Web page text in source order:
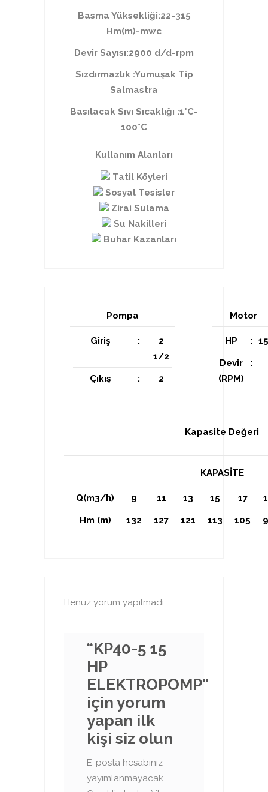
Basma Yüksekliği:22-315
Hm(m)-mwc
Devir Sayısı:2900 d/d-rpm
Sızdırmazlık :Yumuşak Tip
Salmastra
Basılacak Sıvı Sıcaklığı :1°C-
100°C
Kullanım Alanları
Tatil Köyleri
Sosyal Tesisler
Zirai Sulama
Su Nakilleri
Buhar Kazanları
Pompa
Giriş :
2
1/2
Çıkış : 2
Motor
HP : 15
Devir
(RPM)
:
Kapasite Değeri
KAPASİTE
Q(m3/h)
Hm (m)
9
132
11
127
13
121
15
113
17
105
Henüz yorum yapılmadı.
“KP40-5 15
HP
ELEKTROPOMP”
için yorum
yapan ilk
kişi siz olun
E-posta hesabınız
yayımlanmayacak.